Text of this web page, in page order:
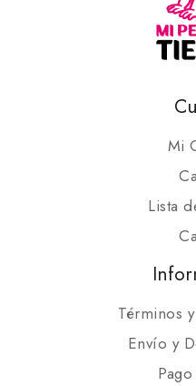
Mi
Lista
Términos
Envío y